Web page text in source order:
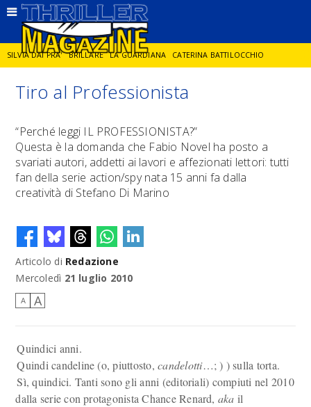
SILVIA DAI PRA' BRILLARE LA GUARDIANA CATERINA BATTILOCCHIO
JORGE DIAZ LA SPIA DELITTO IN CORNICE GIANCARLO DE CATALDO
DIEGO ZANDEL GLI ANNI DI PIETRA
Tiro al Professionista
“Perché leggi IL PROFESSIONISTA?”
Questa è la domanda che Fabio Novel ha posto a
svariati autori, addetti ai lavori e affezionati lettori: tutti
fan della serie action/spy nata 15 anni fa dalla
creatività di Stefano Di Marino
Articolo di Redazione
Mercoledì 21 luglio 2010
A A
Quindici anni.
Quindi candeline (o, piuttosto,candelotti…; ) ) sulla torta.
Sì, quindici. Tanti sono gli anni (editoriali) compiuti nel 2010
dalla serie con protagonista Chance Renard, aka il